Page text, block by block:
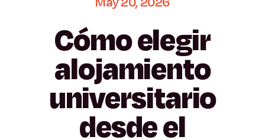
Cómoelegir
alojamiento
universitario
desdeel